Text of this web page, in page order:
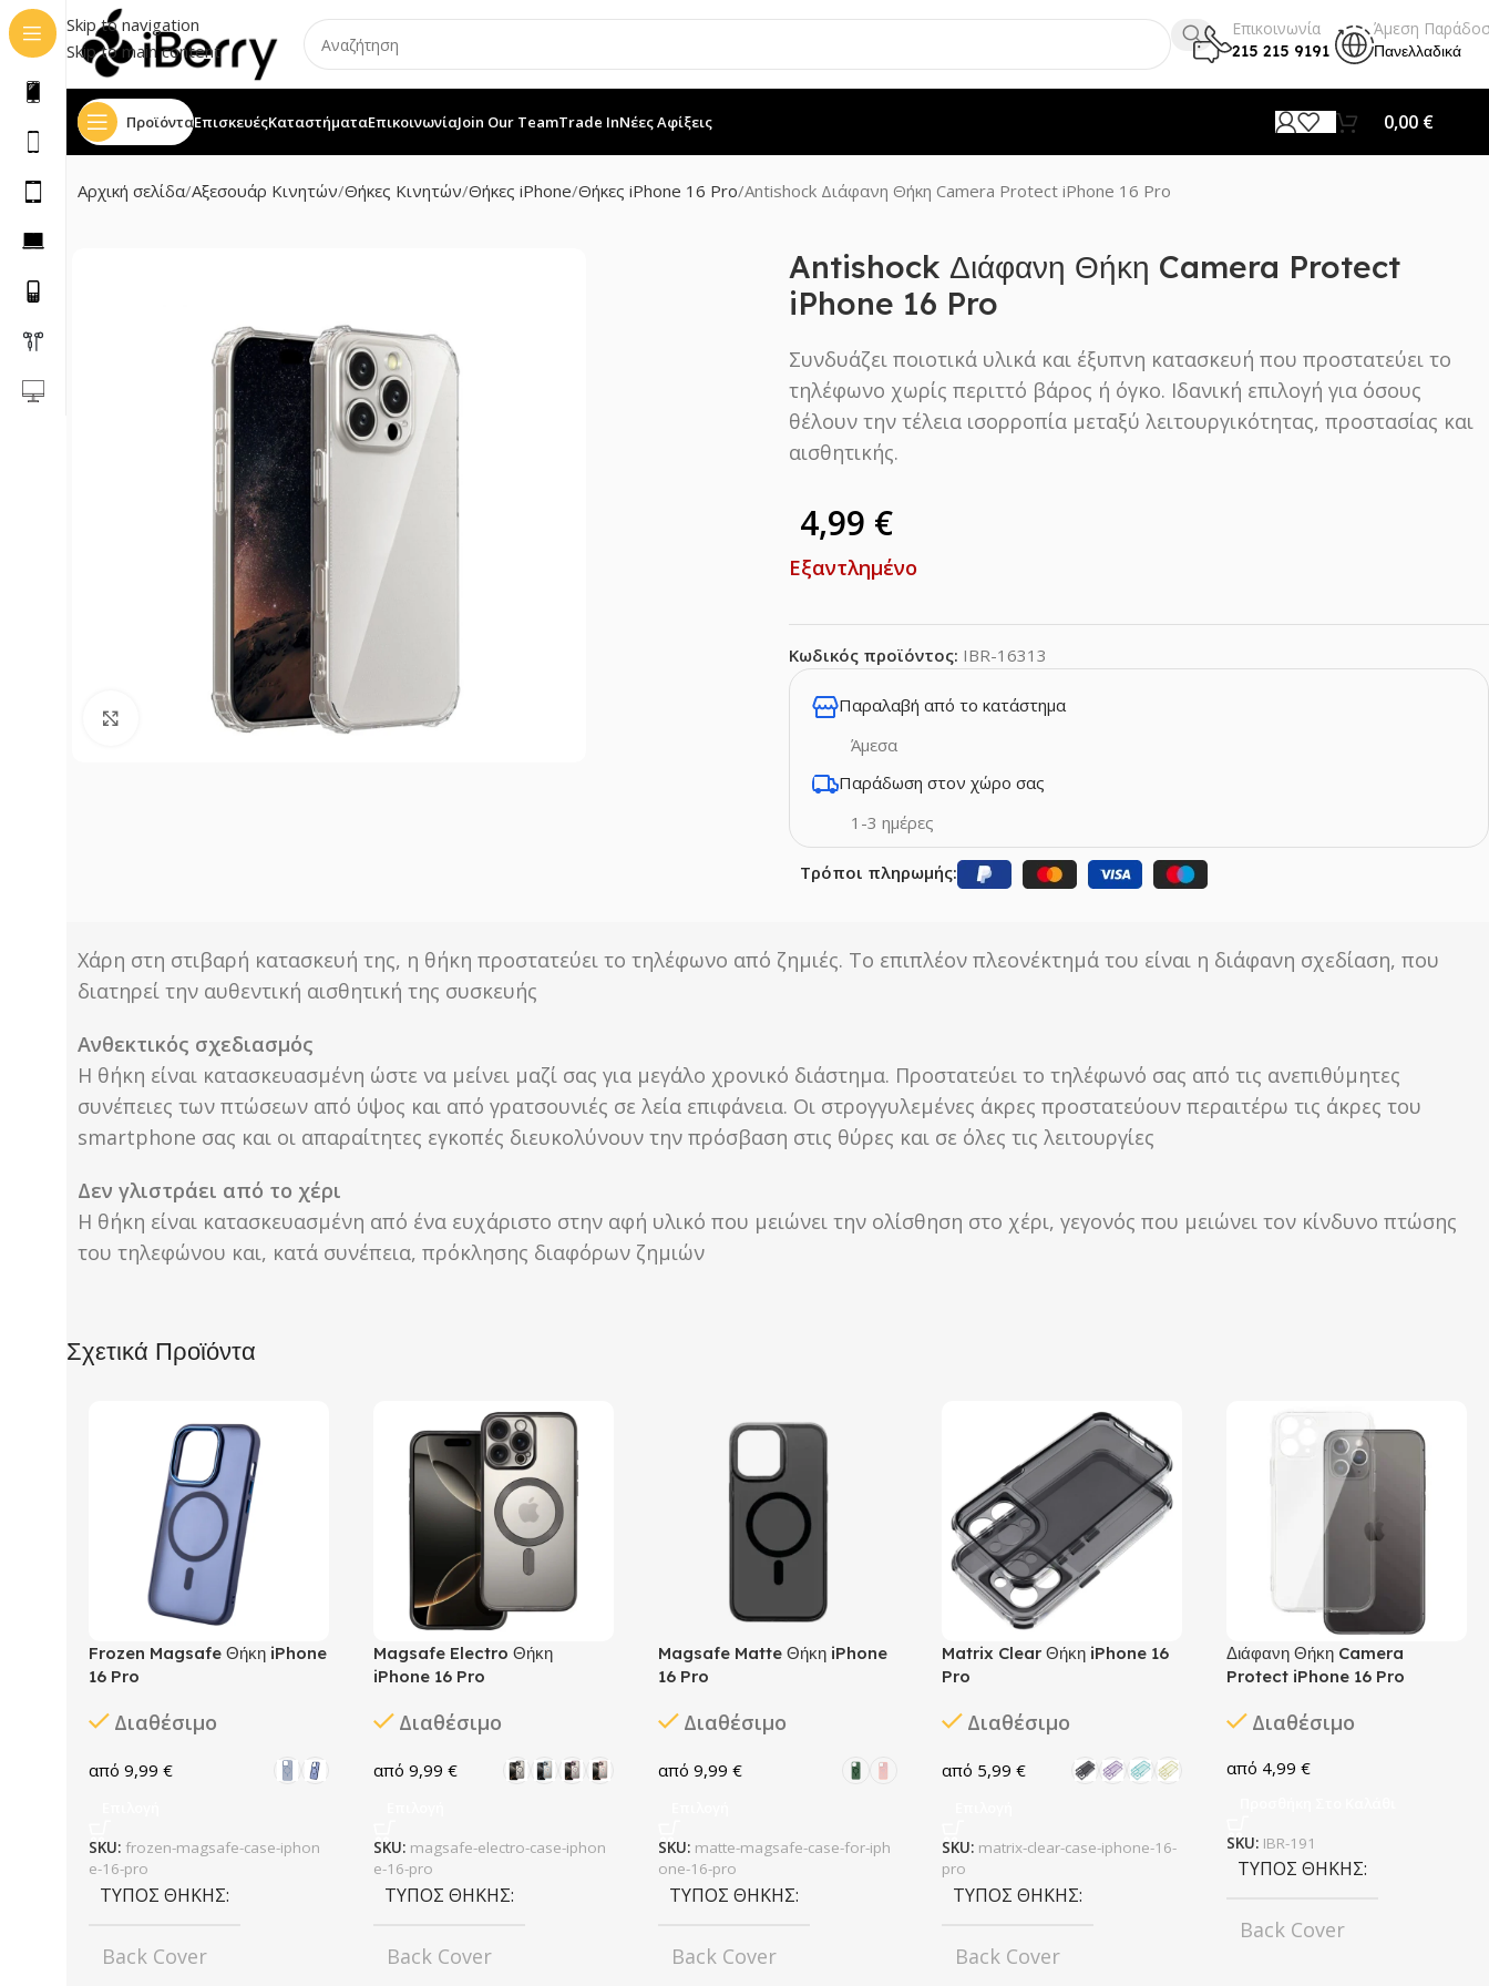
Skip to navigation
Skip to main content
Επικοινωνία
215 215 9191
Άμεση
Πανελλαδικά
ΠροϊόνταΕπισκευέςΚαταστήματαΕπικοινωνίαJoin Our TeamTrade InΝέες Αφίξεις 0,00 €
Αρχική σελίδα Αξεσουάρ Κινητών Θήκες Κινητών Θήκες iPhone Θήκες iPhone 16 Pro Antishock Διάφανη Θήκη Camera Protect iPhone 16 Pro
Click to enlarge
Antishock Διάφανη Θήκη Camera Protect
iPhone 16 Pro
Συνδυάζει ποιοτικά υλικά και έξυπνη κατασκευή που προστατεύει το
τηλέφωνο χωρίς περιττό βάρος ή όγκο. Ιδανική επιλογή για όσους
θέλουν την τέλεια ισορροπία μεταξύ λειτουργικότητας, προστασίας και
αισθητικής.
4,99 €
Εξαντλημένο
Κωδικός προϊόντος: IBR-16313
Παραλαβή από το κατάστημα
Άμεσα
Παράδωση στον χώρο σας
1-3 ημέρες
Τρόποι πληρωμής:
Χάρη στη στιβαρή κατασκευή της, η θήκη προστατεύει το τηλέφωνο από ζημιές. Το επιπλέον πλεονέκτημά του είναι η διάφανη σχεδίαση, που
διατηρεί την αυθεντική αισθητική της συσκευής
Ανθεκτικός σχεδιασμός
Η θήκη είναι κατασκευασμένη ώστε να μείνει μαζί σας για μεγάλο χρονικό διάστημα. Προστατεύει το τηλέφωνό σας από τις ανεπιθύμητες
συνέπειες των πτώσεων από ύψος και από γρατσουνιές σε λεία επιφάνεια. Οι στρογγυλεμένες άκρες προστατεύουν περαιτέρω τις άκρες του
smartphone σας και οι απαραίτητες εγκοπές διευκολύνουν την πρόσβαση στις θύρες και σε όλες τις λειτουργίες
Δεν γλιστράει από το χέρι
Η θήκη είναι κατασκευασμένη από ένα ευχάριστο στην αφή υλικό που μειώνει την ολίσθηση στο χέρι, γεγονός που μειώνει τον κίνδυνο πτώσης
του τηλεφώνου και, κατά συνέπεια, πρόκλησης διαφόρων ζημιών
Σχετικά Προϊόντα
Frozen Magsafe Θήκη iPhone
16 Pro
Διαθέσιμο
9,99 €
SKU: frozen-magsafe-case-iphon
e-16-pro
ΤΎΠΟΣ ΘΉΚΗΣ
Back Cover
Magsafe Electro Θήκη
iPhone 16 Pro
Διαθέσιμο
9,99 €
SKU: magsafe-electro-case-iphon
e-16-pro
ΤΎΠΟΣ ΘΉΚΗΣ
Back Cover
Magsafe Matte Θήκη iPhone
16 Pro
Διαθέσιμο
9,99 €
SKU: matte-magsafe-case-for-iph
one-16-pro
ΤΎΠΟΣ ΘΉΚΗΣ
Back Cover
Matrix Clear Θήκη iPhone 16
Pro
Διαθέσιμο
5,99€
SKU: matrix-clear-case-iphone-16-
pro
ΤΎΠΟΣ ΘΉΚΗΣ
Back Cover
Διάφανη Θήκη Camera
Protect iPhone 16 Pro
Διαθέσιμο
4,99€
SKU: IBR-191
ΤΎΠΟΣ ΘΉΚΗΣ
Back Cover